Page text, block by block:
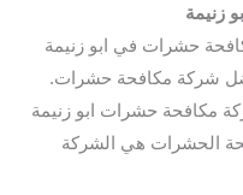
زنيمة
حشرات في ابو زنيمة
شركة مكافحة حشرات.
مكافحة حشرات ابو زنيمة
الحشرات هي الشركة